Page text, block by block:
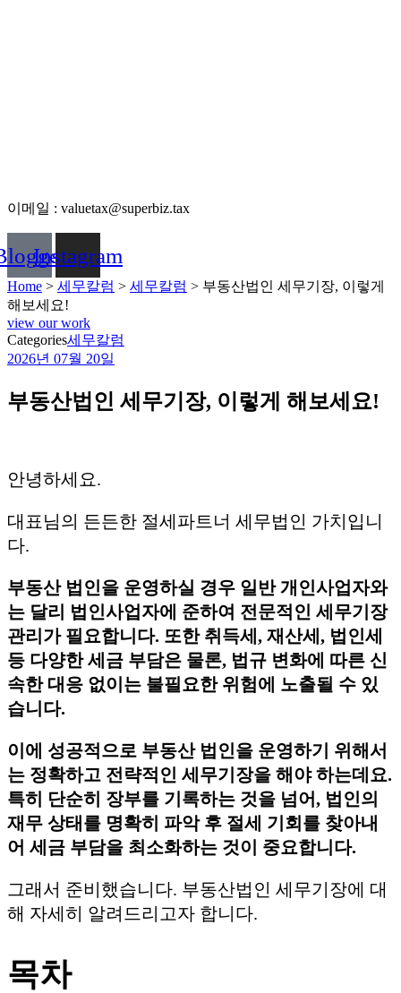
이메일 : valuetax@superbiz.tax
Instagram
Home > 세무칼럼 > 세무칼럼 > 부동산법인 세무기장, 이렇게
해보세요!
view our work
Categories세무칼럼
2026년 07월 20일
부동산법인 세무기장, 이렇게 해보세요!
안녕하세요.
대표님의 든든한 절세파트너 세무법인 가치입니
다.
부동산 법인을 운영하실 경우 일반 개인사업자와
는 달리 법인사업자에 준하여 전문적인 세무기장
관리가 필요합니다. 또한 취득세, 재산세, 법인세
등 다양한 세금 부담은 물론, 법규 변화에 따른 신
속한 대응 없이는 불필요한 위험에 노출될 수 있
습니다.
이에 성공적으로 부동산 법인을 운영하기 위해서
는 정확하고 전략적인 세무기장을 해야 하는데요.
특히 단순히 장부를 기록하는 것을 넘어, 법인의
재무 상태를 명확히 파악 후 절세 기회를 찾아내
어 세금 부담을 최소화하는 것이 중요합니다.
그래서 준비했습니다. 부동산법인 세무기장에 대
해 자세히 알려드리고자 합니다.
목차